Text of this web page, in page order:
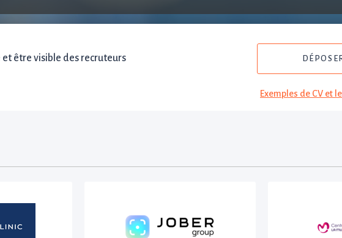
être visible des recruteurs
Exemples de CV et